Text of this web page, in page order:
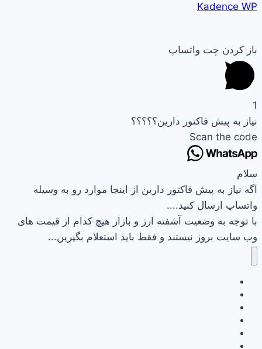
Kadence WP
باز کردن چت واتساپ
1
نیاز به پیش فاکتور دارین؟؟؟؟؟
Scan the code
سلام
اگه نیاز به پیش فاکتور دارین از اینجا موارد رو به وسیله
واتساپ ارسال کنید....
با توجه به وضعیت آشفته ارز و بازار هیچ کدام از قیمت های
وب سایت بروز نیستند و فقط باید استعلام بگیرین...